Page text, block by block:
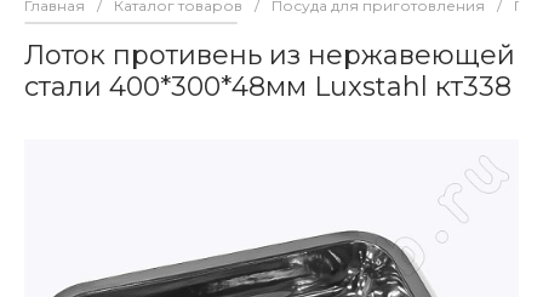
Главная / Каталог товаров / Посуда для приготовления /
Лоток противень из нержавеющей
стали 400*300*48мм Luxstahl кт338